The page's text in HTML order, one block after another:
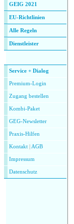
GEIG 2021
EU-Richtlinien
Alle Regeln
Dienstleister
Service + Dialog
Premium-Login
Zugang bestellen
Kombi-Paket
GEG-Newsletter
Praxis-Hilfen
Kontakt AGB
Impressum
Datenschutz